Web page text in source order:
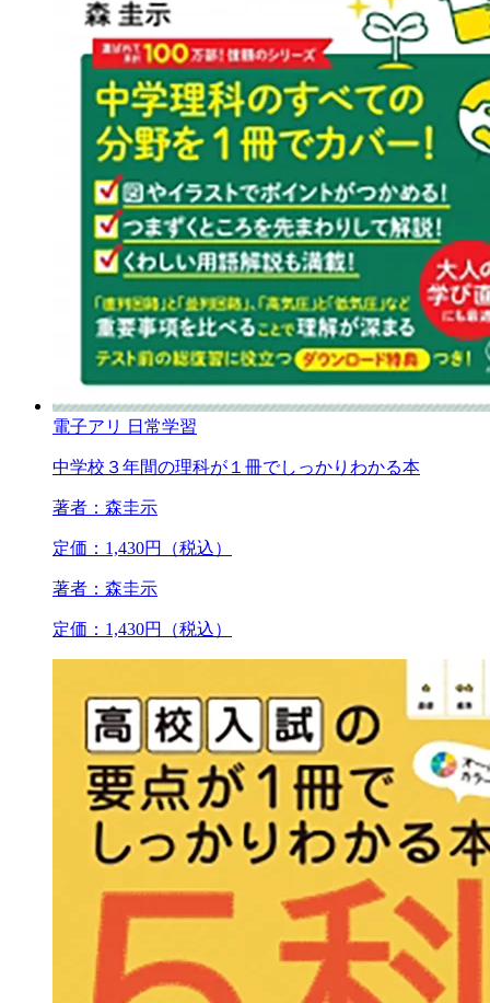
電子アリ 日常学習
中学校３年間の理科が１冊でしっかりわかる本
著者：森圭示
定価：1,430円（税込）
著者：森圭示
定価：1,430円（税込）